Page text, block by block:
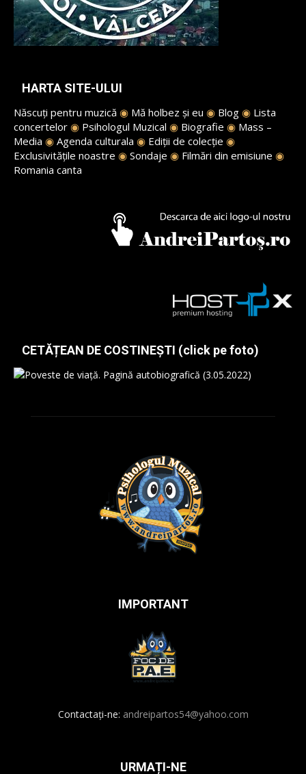
HARTA SITE-ULUI
Născuți pentru muzică ◉ Mă holbez și eu ◉ Blog ◉ Lista
concertelor ◉ Psihologul Muzical ◉ Biografie ◉ Mass –
Media ◉ Agenda culturala ◉ Ediții de colecție ◉
Exclusivitățile noastre ◉ Sondaje ◉ Filmări din emisiune ◉
Romania canta
CETĂȚEAN DE COSTINEȘTI (click pe foto)
IMPORTANT
Contactați-ne: andreipartos54@yahoo.com
URMAȚI-NE